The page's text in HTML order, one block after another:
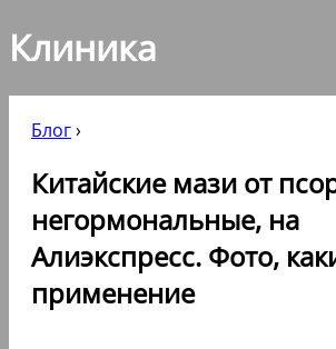
Клиника
Блог›
Китайские мази от
негормональные, на
Алиэкспресс. Фото,
применение